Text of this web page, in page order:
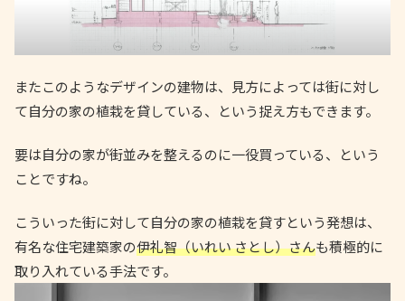
またこのようなデザインの建物は、見方によっては街に対し
て自分の家の植栽を貸している、という捉え方もできます。
要は自分の家が街並みを整えるのに一役買っている、という
ことですね。
こういった街に対して自分の家の植栽を貸すという発想は、
有名な住宅建築家の伊礼智（いれい さとし）さんも積極的に
取り入れている手法です。